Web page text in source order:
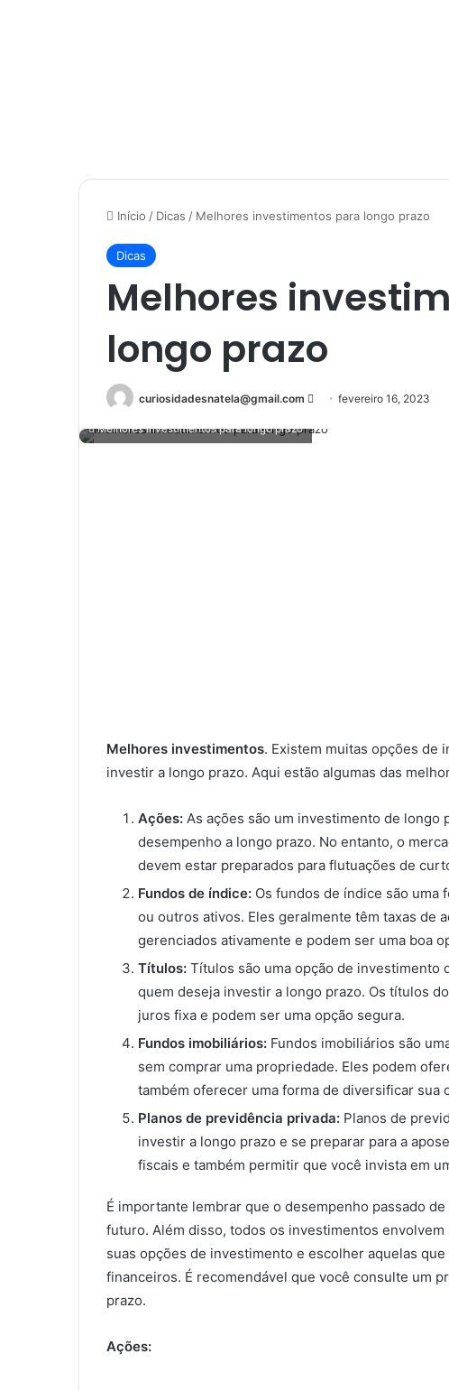
Início / Dicas / Melhores investimentos para longo prazo
Dicas
Melhores
longo prazo
curiosidadesnatela@gmail.com
Mandefevereiro 16, 2023
Melhores investimentos para longo prazo
Melhores investimentos. Existem muitas opções de
investir a longo prazo. Aqui estão algumas das
Ações: As ações são um investimento de longo
desempenho a longo prazo. No entanto, o
devem estar preparados para flutuações de
Fundos de índice: Os fundos de índice são uma
ou outros ativos. Eles geralmente têm taxas de
gerenciados ativamente e podem ser uma boa
Títulos: Títulos são uma opção de investimento
quem deseja investir a longo prazo. Os títulos
juros fixa e podem ser uma opção segura.
Fundos imobiliários: Fundos imobiliários são
sem comprar uma propriedade. Eles podem
também oferecer uma forma de diversificar sua
Planos de previdência privada: Planos de
investir a longo prazo e se preparar para a
fiscais e também permitir que você invista em
É importante lembrar que o desempenho passado
futuro. Além disso, todos os investimentos
suas opções de investimento e escolher aquelas
financeiros. É recomendável que você consulte um
prazo.
Ações: